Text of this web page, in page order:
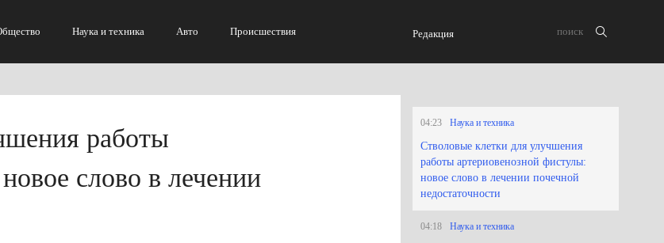
Наука и техника Авто Происшествия Редакция
работы
слово в лечении
04:23 Наука и техника
Стволовые клетки для улучшения
работы артериовенозной фистулы:
новое слово в лечении почечной
недостаточности
04:18 Наука и техника